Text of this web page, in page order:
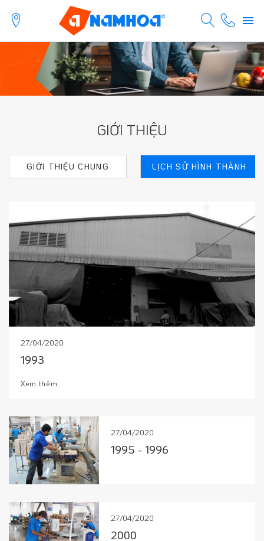
GIỚI THIỆU
GIỚI THIỆU CHUNG LỊCH SỬ HÌNH THÀNH
27/04/2020
1993
Xem thêm
27/04/2020
1995 - 1996
27/04/2020
2000